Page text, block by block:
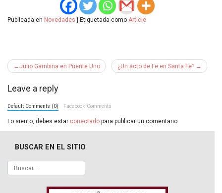
Publicada en Novedades Etiquetada como Article
Navegación
entradas
Julio Gambina en Puente Uno ¿Un acto de Fe en Santa Fe?
Leave a reply
Default Comments (0) Facebook Comments
Lo siento, debes estar conectado para publicar un comentario.
BUSCAR EN EL SITIO